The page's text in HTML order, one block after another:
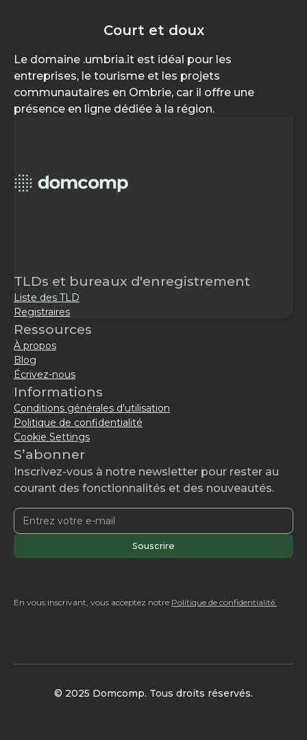
Court et doux
Le domaine .umbria.it est idéal pour les
entreprises, le tourisme et les projets
communautaires en Ombrie, car il offre une
présence en ligne dédiée à la région.
TLDs et bureaux d'enregistrement
Liste des TLD
Registraires
Ressources
À propos
Blog
Écrivez-nous
Informations
Conditions générales d'utilisation
Politique de confidentialité
Cookie Settings
S’abonner
Inscrivez-vous à notre newsletter pour rester au
courant des fonctionnalités et des nouveautés.
En vous inscrivant, vous acceptez notre Politique de confidentialité.
© 2025 Domcomp. Tous droits réservés.